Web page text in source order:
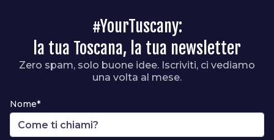
#YourTuscany:
la tua Toscana, la tua newsletter
Zero spam, solo buone idee. Iscriviti, ci vediamo
una volta al mese.
Nome*